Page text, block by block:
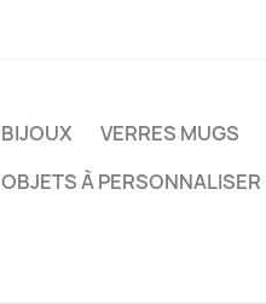
BIJOUX VERRES MUGS
OBJETS À PERSONNALISER